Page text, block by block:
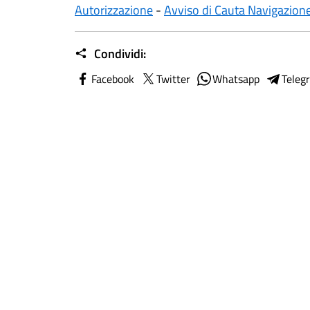
Autorizzazione-Avviso di Cauta
Condividi:
Facebook Twitter Whatsapp